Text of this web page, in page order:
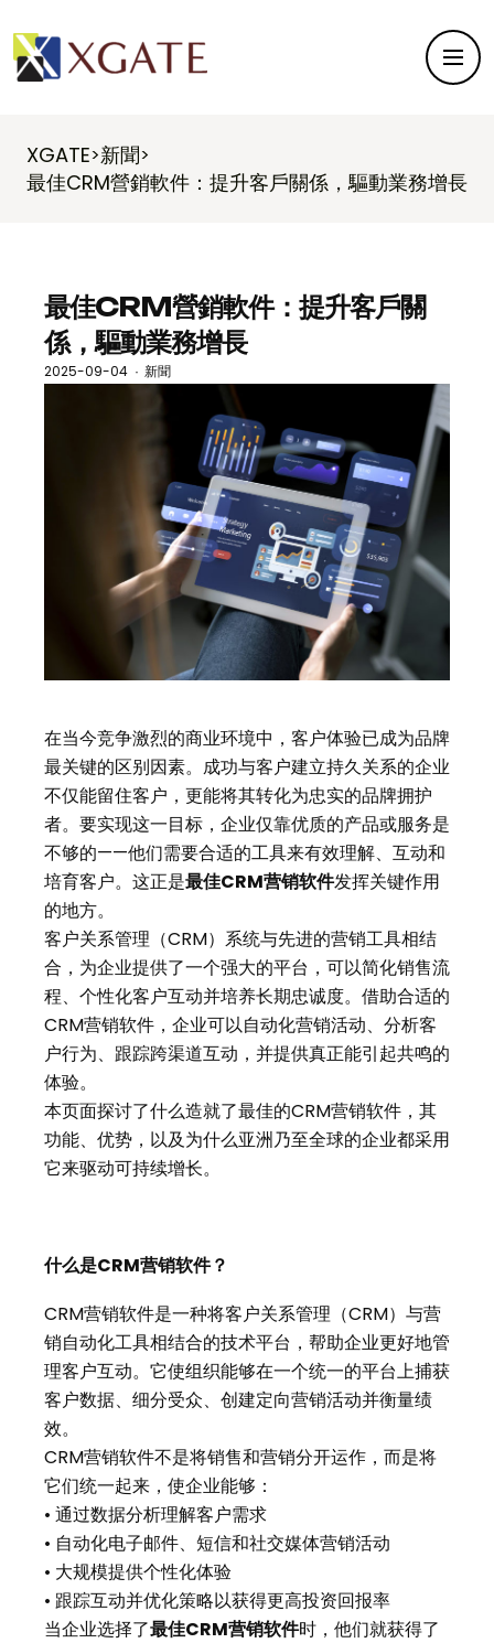
XGATE>新聞>
最佳CRM營銷軟件：提升客戶關係，驅動業務增長
最佳CRM營銷軟件：提升客戶關
係，驅動業務增長
2025-09-04 · 新聞
在当今竞争激烈的商业环境中，客户体验已成为品牌
最关键的区别因素。成功与客户建立持久关系的企业
不仅能留住客户，更能将其转化为忠实的品牌拥护
者。要实现这一目标，企业仅靠优质的产品或服务是
不够的——他们需要合适的工具来有效理解、互动和
培育客户。这正是最佳CRM营销软件发挥关键作用
的地方。
客户关系管理（CRM）系统与先进的营销工具相结
合，为企业提供了一个强大的平台，可以简化销售流
程、个性化客户互动并培养长期忠诚度。借助合适的
CRM营销软件，企业可以自动化营销活动、分析客
户行为、跟踪跨渠道互动，并提供真正能引起共鸣的
体验。
本页面探讨了什么造就了最佳的CRM营销软件，其
功能、优势，以及为什么亚洲乃至全球的企业都采用
它来驱动可持续增长。
什么是CRM营销软件？
CRM营销软件是一种将客户关系管理（CRM）与营
销自动化工具相结合的技术平台，帮助企业更好地管
理客户互动。它使组织能够在一个统一的平台上捕获
客户数据、细分受众、创建定向营销活动并衡量绩
效。
CRM营销软件不是将销售和营销分开运作，而是将
它们统一起来，使企业能够：
• 通过数据分析理解客户需求
• 自动化电子邮件、短信和社交媒体营销活动
• 大规模提供个性化体验
• 跟踪互动并优化策略以获得更高投资回报率
当企业选择了最佳CRM营销软件时，他们就获得了